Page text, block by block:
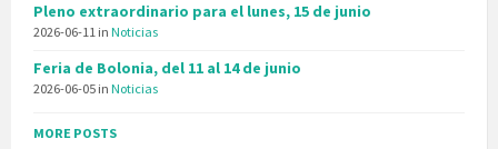
Pleno extraordinario para el lunes, 15 de junio
2026-06-11 in Noticias
Feria de Bolonia, del 11 al 14 de junio
2026-06-05 in Noticias
MORE POSTS